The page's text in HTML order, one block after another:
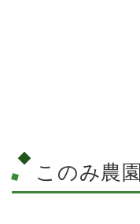
このみ農園